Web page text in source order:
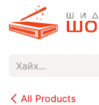
Skip to Content
All Products